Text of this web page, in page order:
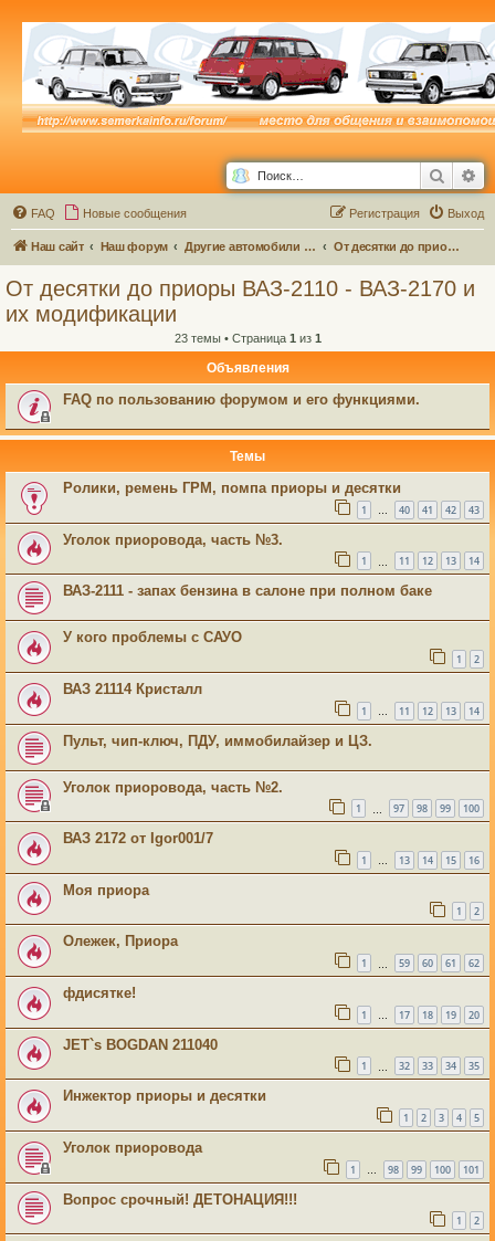
Поиск
FAQ Новые сообщения Выход
Регистрация
Наш сайт Наш форум Другие автомобили семейства ВАЗ и не только... От десятки до приоры ВАЗ-2110 - ВАЗ-2170 и их модификации
От десятки до приоры ВАЗ-2110 - ВАЗ-2170 и
их модификации
23 темы • Страница 1 из 1
Объявления
FAQ по пользованию форумом и его функциями.
Темы
Ролики, ремень ГРМ, помпа приоры и десятки
1 … 40 41 42 43
Уголок приоровода, часть №3.
1 11 12 13 14
ВАЗ-2111 - запах бензина в салоне при полном баке
У кого проблемы с САУО
1 2
ВАЗ 21114 Кристалл
1 … 11 12 13 14
Пульт, чип-ключ, ПДУ, иммобилайзер и ЦЗ.
Уголок приоровода, часть №2.
1 97 98 99 100
ВАЗ 2172 от Igor001/7
1 … 13 14 15 16
Моя приора
1 2
Олежек, Приора
1 59 60 61 62
фдисятке!
1 … 17 18 19 20
JET`s BOGDAN 211040
1 32 33 34 35
Инжектор приоры и десятки
1 2 3 4 5
Уголок приоровода
1 … 98 99 100 101
Вопрос срочный! ДЕТОНАЦИЯ!!!
1 2